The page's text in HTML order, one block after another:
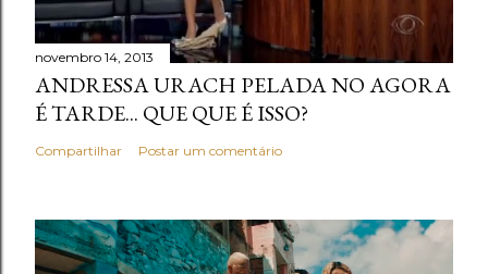
novembro 14, 2013
ANDRESSA URACH PELADA NO AGORA
É TARDE... QUE QUE É ISSO?
Compartilhar Postar um comentário